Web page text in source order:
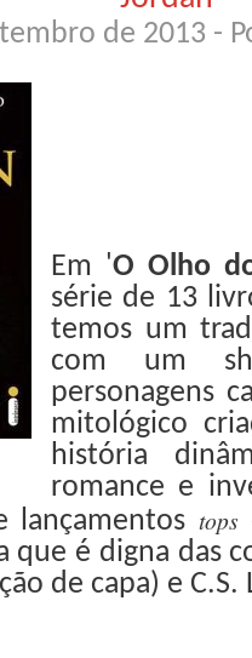
de 2013 -
Em 'O Olho
série de 13
temos um
com um
personagens
mitológico
história
romance e
lançamentos tops
é digna das
de capa) e C.S.